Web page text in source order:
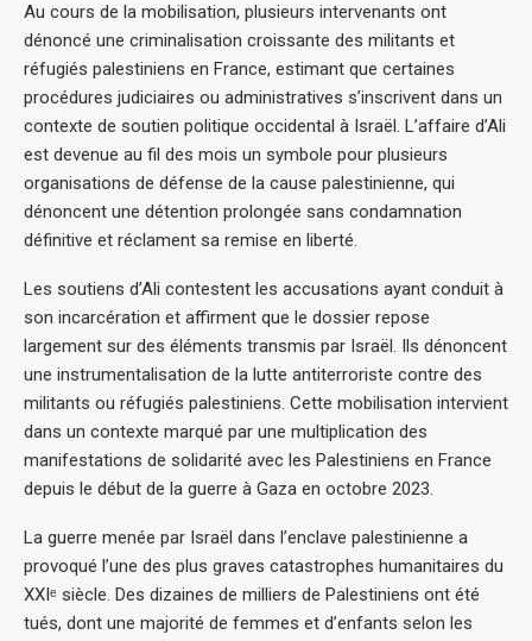
Au cours de la mobilisation, plusieurs intervenants ont
dénoncé une criminalisation croissante des militants et
réfugiés palestiniens en France, estimant que certaines
procédures judiciaires ou administratives s’inscrivent dans un
contexte de soutien politique occidental à Israël. L’affaire d’Ali
est devenue au fil des mois un symbole pour plusieurs
organisations de défense de la cause palestinienne, qui
dénoncent une détention prolongée sans condamnation
définitive et réclament sa remise en liberté.
Les soutiens d’Ali contestent les accusations ayant conduit à
son incarcération et affirment que le dossier repose
largement sur des éléments transmis par Israël. Ils dénoncent
une instrumentalisation de la lutte antiterroriste contre des
militants ou réfugiés palestiniens. Cette mobilisation intervient
dans un contexte marqué par une multiplication des
manifestations de solidarité avec les Palestiniens en France
depuis le début de la guerre à Gaza en octobre 2023.
La guerre menée par Israël dans l’enclave palestinienne a
provoqué l’une des plus graves catastrophes humanitaires du
XXIᵉ siècle. Des dizaines de milliers de Palestiniens ont été
tués, dont une majorité de femmes et d’enfants selon les